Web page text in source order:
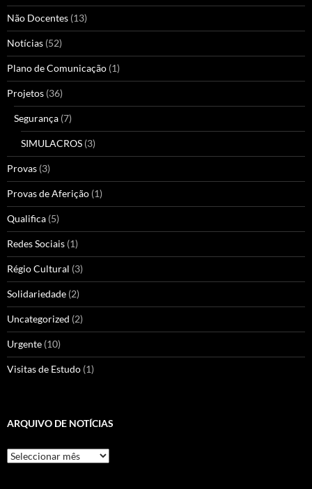
Não Docentes (13)
Notícias (52)
Plano de Comunicação (1)
Projetos (36)
Segurança (7)
SIMULACROS (3)
Provas (3)
Provas de Aferição (1)
Qualifica (5)
Redes Sociais (1)
Régio Cultural (3)
Solidariedade (2)
Uncategorized (2)
Urgente (10)
Visitas de Estudo (1)
ARQUIVO DE NOTÍCIAS
Arquivo
de